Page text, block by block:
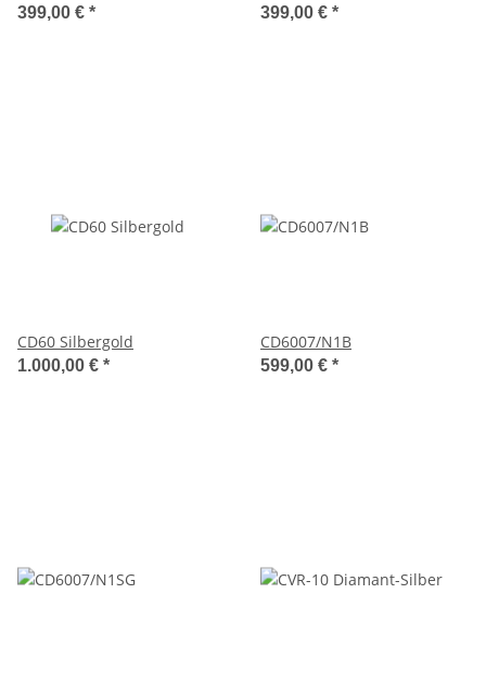
399,00 € * 399,00 € *
CD60 Silbergold
1.000,00 € *
CD6007/N1B
599,00 € *